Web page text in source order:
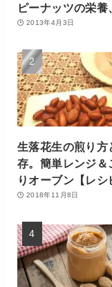
ピーナッツの栄
2013年4月3日
生落花生の煎り方
存。簡単レンジ＆
りオーブン【レシ
2018年11月8日